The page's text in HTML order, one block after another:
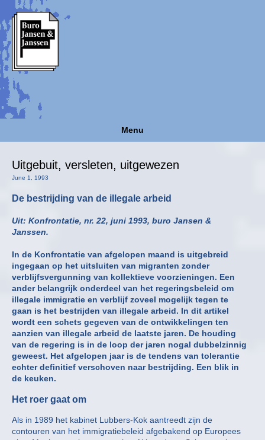
Menu
Uitgebuit, versleten, uitgewezen
June 1, 1993
De bestrijding van de illegale arbeid
Uit: Konfrontatie, nr. 22, juni 1993, buro Jansen &
Janssen.
In de Konfrontatie van afgelopen maand is uitgebreid
ingegaan op het uitsluiten van migranten zonder
verblijfsvergunning van kollektieve voorzieningen. Een
ander belangrijk onderdeel van het regeringsbeleid om
illegale immigratie en verblijf zoveel mogelijk tegen te
gaan is het bestrijden van illegale arbeid. In dit artikel
wordt een schets gegeven van de ontwikkelingen ten
aanzien van illegale arbeid de laatste jaren. De houding
van de regering is in de loop der jaren nogal dubbelzinnig
geweest. Het afgelopen jaar is de tendens van tolerantie
echter definitief verschoven naar bestrijding. Een blik in
de keuken.
Het roer gaat om
Als in 1989 het kabinet Lubbers-Kok aantreedt zijn de
contouren van het immigratiebeleid afgebakend op Europees